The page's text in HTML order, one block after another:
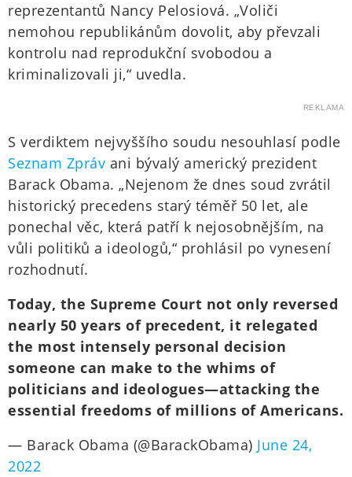
reprezentantů Nancy Pelosiová. „Voliči
nemohou republikánům dovolit, aby převzali
kontrolu nad reprodukční svobodou a
kriminalizovali ji,“ uvedla.
REKLAMA
S verdiktem nejvyššího soudu nesouhlasí podle
Seznam Zpráv ani bývalý americký prezident
Barack Obama. „Nejenom že dnes soud zvrátil
historický precedens starý téměř 50 let, ale
ponechal věc, která patří k nejosobnějším, na
vůli politiků a ideologů,“ prohlásil po vynesení
rozhodnutí.
Today, the Supreme Court not only reversed
nearly 50 years of precedent, it relegated
the most intensely personal decision
someone can make to the whims of
politicians and ideologues—attacking the
essential freedoms of millions of Americans.
— Barack Obama (@BarackObama) June 24,
2022